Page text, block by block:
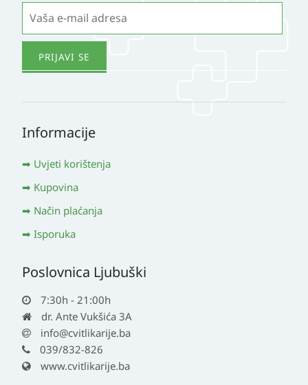
Informacije
Uvjeti korištenja
Kupovina
Način plaćanja
Isporuka
Poslovnica Ljubuški
7:30h - 21:00h
dr. Ante Vukšića 3A
info@cvitlikarije.ba
039/832-826
www.cvitlikarije.ba